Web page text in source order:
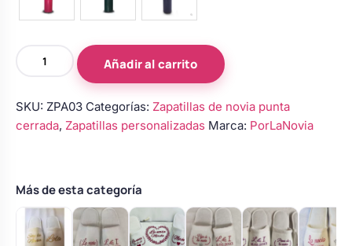
personalizadas
color
marino
cantidad
Añadir al carrito
SKU: ZPA03 Categorías: Zapatillas de novia punta
cerrada, Zapatillas personalizadas Marca: PorLaNovia
Más de esta categoría